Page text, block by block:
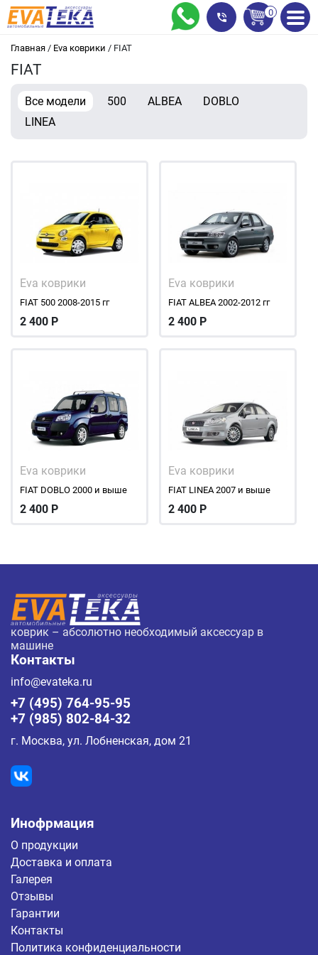
Главная / Eva коврики / FIAT
FIAT
Все модели 500 ALBEA
DOBLO
LINEA
Eva коврики
FIAT 500 2008-2015 гг
2 400 Р
Eva коврики
FIAT ALBEA 2002-2012 гг
2 400 Р
Eva коврики
FIAT DOBLO 2000 и выше
2 400 Р
Eva коврики
FIAT LINEA 2007 и выше
2 400 Р
коврик – абсолютно необходимый аксессуар в
машине
Контакты
info@evateka.ru
+7 (495) 764-95-95
+7 (985) 802-84-32
г. Москва, ул. Лобненская, дом 21
Инофрмация
О продукции
Доставка и оплата
Галерея
Отзывы
Гарантии
Контакты
Политика конфиденциальности
0